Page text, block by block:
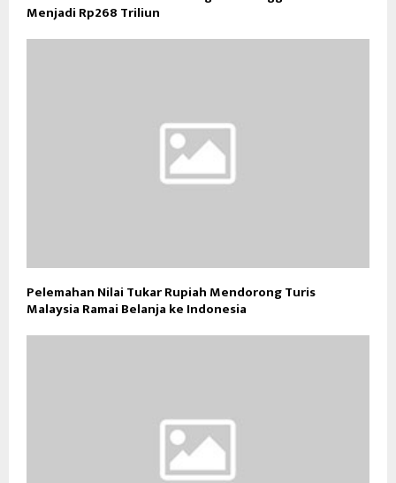
Menjadi Rp268 Triliun
Pelemahan Nilai Tukar Rupiah Mendorong Turis
Malaysia Ramai Belanja ke Indonesia